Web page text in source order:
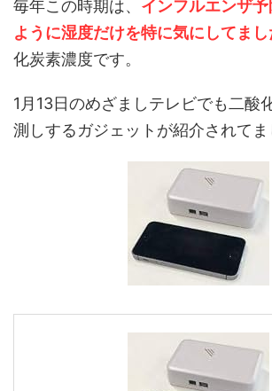
毎年この時期は、 インフルエンザ
ように湿度だけを特に気にしてまし
化炭素濃度です。
1月13日のめざましテレビでも二酸
測しするガジェットが紹介されてま